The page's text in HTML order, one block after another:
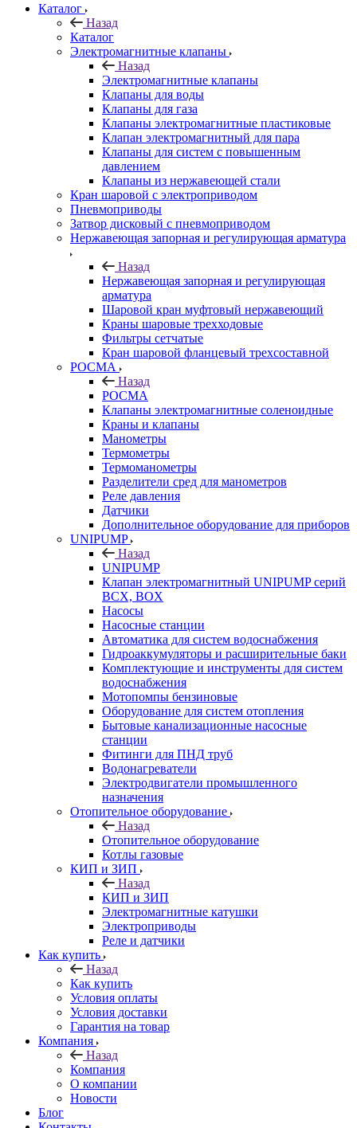
Каталог
Назад
Каталог
Электромагнитные клапаны
Назад
Электромагнитные клапаны
Клапаны для воды
Клапаны для газа
Клапаны электромагнитные пластиковые
Клапан электромагнитный для пара
Клапаны для систем с повышенным
давлением
Клапаны из нержавеющей стали
Кран шаровой с электроприводом
Пневмоприводы
Затвор дисковый с пневмоприводом
Нержавеющая запорная и регулирующая арматура
Назад
Нержавеющая запорная и регулирующая
арматура
Шаровой кран муфтовый нержавеющий
Краны шаровые трехходовые
Фильтры сетчатые
Кран шаровой фланцевый трехсоставной
РОСМА
Назад
РОСМА
Клапаны электромагнитные соленоидные
Краны и клапаны
Манометры
Термометры
Термоманометры
Разделители сред для манометров
Реле давления
Датчики
Дополнительное оборудование для приборов
UNIPUMP
Назад
UNIPUMP
Клапан электромагнитный UNIPUMP серий
BCX, BOX
Насосы
Насосные станции
Автоматика для систем водоснабжения
Гидроаккумуляторы и расширительные баки
Комплектующие и инструменты для систем
водоснабжения
Мотопомпы бензиновые
Оборудование для систем отопления
Бытовые канализационные насосные
станции
Фитинги для ПНД труб
Водонагреватели
Электродвигатели промышленного
назначения
Отопительное оборудование
Назад
Отопительное оборудование
Котлы газовые
КИП и ЗИП
Назад
КИП и ЗИП
Электромагнитные катушки
Электроприводы
Реле и датчики
Как купить
Назад
Как купить
Условия оплаты
Условия доставки
Гарантия на товар
Компания
Назад
Компания
О компании
Новости
Блог